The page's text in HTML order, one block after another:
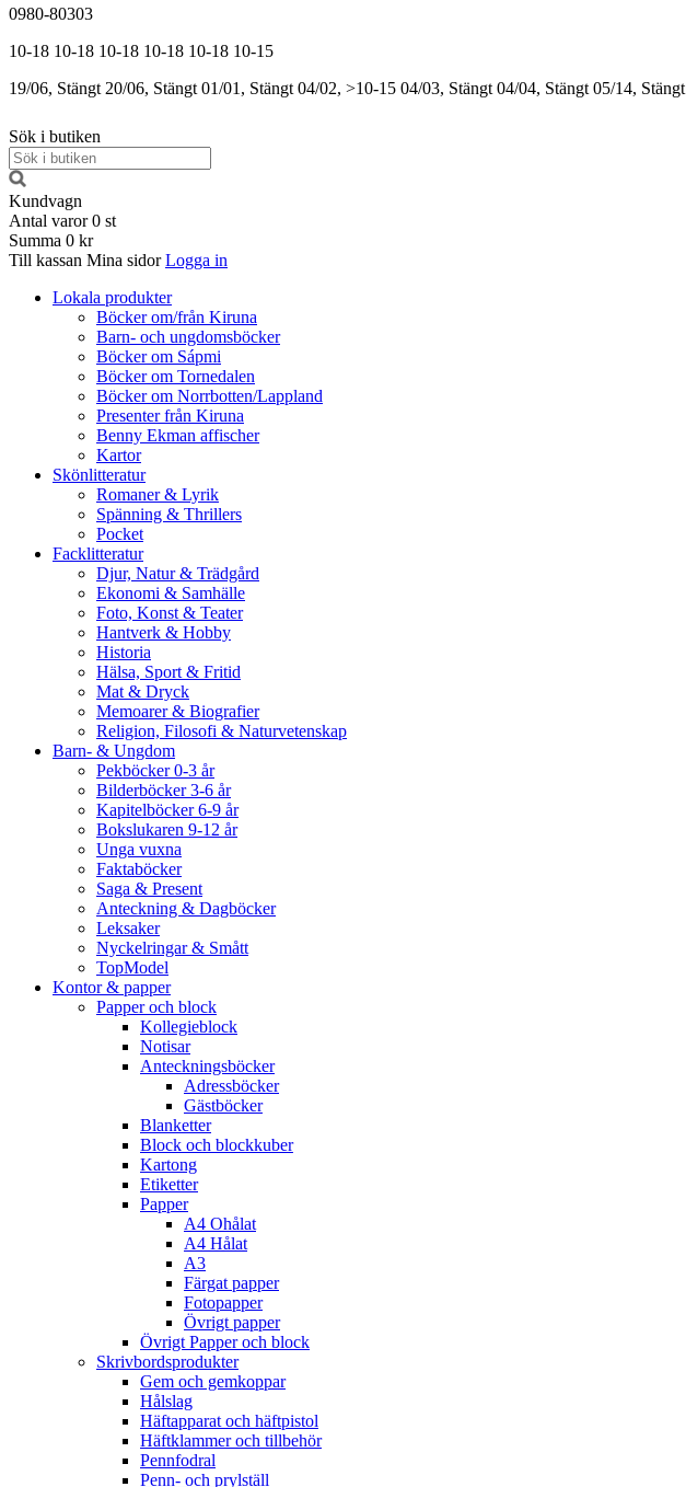
0980-80303
10-18 10-18 10-18 10-18 10-18 10-15
19/06, Stängt 20/06, Stängt 01/01, Stängt 04/02, >10-15 04/03, Stängt 04/04, Stängt 05/14, Stängt
Sök i butiken
Kundvagn
Antal varor 0 st
Summa 0 kr
Till kassan Mina sidor Logga in
Lokala produkter
Böcker om/från Kiruna
Barn- och ungdomsböcker
Böcker om Sápmi
Böcker om Tornedalen
Böcker om Norrbotten/Lappland
Presenter från Kiruna
Benny Ekman affischer
Kartor
Skönlitteratur
Romaner & Lyrik
Spänning & Thrillers
Pocket
Facklitteratur
Djur, Natur & Trädgård
Ekonomi & Samhälle
Foto, Konst & Teater
Hantverk & Hobby
Historia
Hälsa, Sport & Fritid
Mat & Dryck
Memoarer & Biografier
Religion, Filosofi & Naturvetenskap
Barn- & Ungdom
Pekböcker 0-3 år
Bilderböcker 3-6 år
Kapitelböcker 6-9 år
Bokslukaren 9-12 år
Unga vuxna
Faktaböcker
Saga & Present
Anteckning & Dagböcker
Leksaker
Nyckelringar & Smått
TopModel
Kontor & papper
Papper och block
Kollegieblock
Notisar
Anteckningsböcker
Adressböcker
Gästböcker
Blanketter
Block och blockkuber
Kartong
Etiketter
Papper
A4 Ohålat
A4 Hålat
A3
Färgat papper
Fotopapper
Övrigt papper
Övrigt Papper och block
Skrivbordsprodukter
Gem och gemkoppar
Hålslag
Häftapparat och häftpistol
Häftklammer och tillbehör
Pennfodral
Penn- och prylställ